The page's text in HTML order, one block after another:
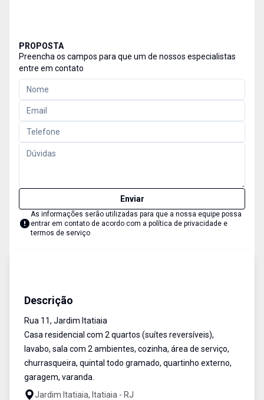
PROPOSTA
Preencha os campos para que um de nossos especialistas
entre em contato
Enviar
As informações serão utilizadas para que a nossa equipe possa
entrar em contato de acordo com a política de privacidade e
termos de serviço
Descrição
Rua 11, Jardim Itatiaia
Casa residencial com 2 quartos (suítes reversíveis),
lavabo, sala com 2 ambientes, cozinha, área de serviço,
churrasqueira, quintal todo gramado, quartinho externo,
garagem, varanda.
Jardim Itatiaia, Itatiaia - RJ